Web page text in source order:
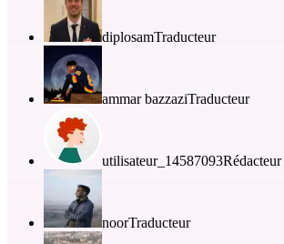
diplosamTraducteur
ammar bazzaziTraducteur
utilisateur_14587093Rédacteur
noorTraducteur